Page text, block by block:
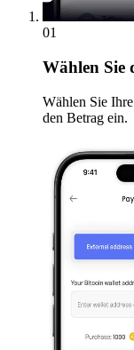
01
Wählen Sie
Wählen Sie
den Betrag ein.